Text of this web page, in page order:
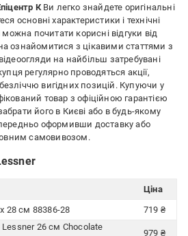
КВи легко знайдете оригінальні
основні характеристики і технічні
можна почитати корисні відгуки від
ознайомитися з цікавими статтями з
на найбільш затребувані
регулярно проводяться акції,
вигідних позицій. Купуючи у
товар з офіційною гарантією
його в Києві або в будь-якому
оформивши доставку або
самовивозом.
Ціна
28 см 88386-28
719 ₴
26 см Chocolate
979 ₴